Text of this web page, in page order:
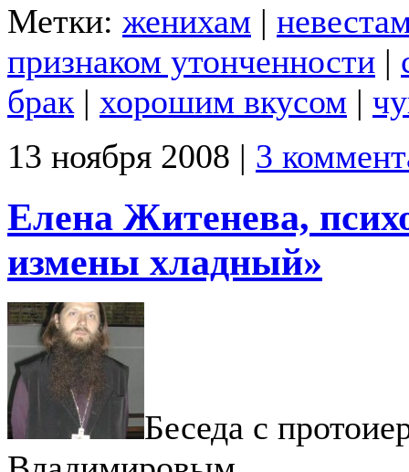
Метки: женихам |
признаком утонченности |
брак | хорошим вкусом |
13 ноября 2008 | 3
Елена Житенева,
измены хладный»
Беседа с